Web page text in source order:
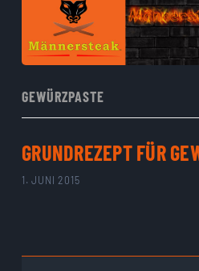
GEWÜRZPASTE
GRUNDREZEPT FÜR
1. JUNI 2015